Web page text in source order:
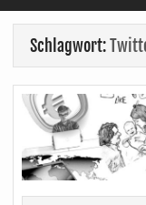
Schlagwort: